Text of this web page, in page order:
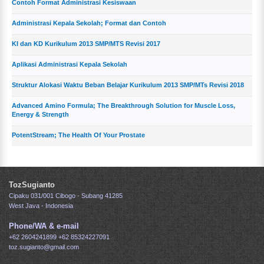
Contoh Format Administrasi Kesiswaan
Administrasi Kepala Sekolah; Format dan Contoh
KI dan KD Kurikulum 2013 SMP/MTS Revisi 2017
Aplikasi Administrasi Kepala Sekolah
Struktur Alokasi Waktu Beban Belajar Kurikulum 2013 SMP/MTs Revisi 2018
Advanced Amino Formula; The Breakthrough Solution for Muscle Loss,
Energy & Strength
PotentStream; The Health Of Your Prostate
TozSugianto
Cipaku 031/001 Cibogo - Subang 41285
West Java - Indonesia
Phone/WA & e-mail
+62 2604241899+62 85324227091
toz.sugianto@gmail.com